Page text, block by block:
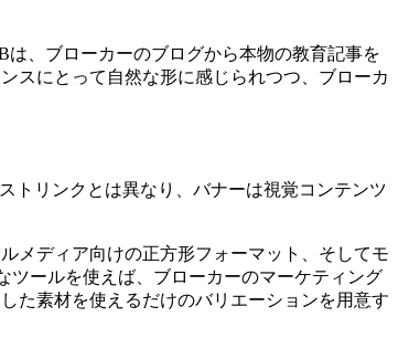
は、ブローカーのブログから本物の教育記事を
スにとって自然な形に感じられつつ、ブローカ
トリンクとは異なり、バナーは視覚コンテンツ
メディア向けの正方形フォーマット、そしてモ
ツールを使えば、ブローカーのマーケティング
た素材を使えるだけのバリエーションを用意す